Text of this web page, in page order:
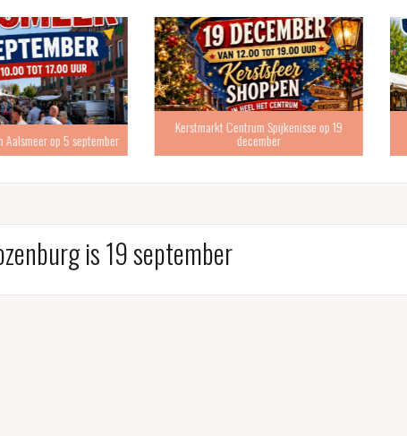
op 5 september
Kerstmarkt Centrum Spijkenisse op 19
december
is 19 september